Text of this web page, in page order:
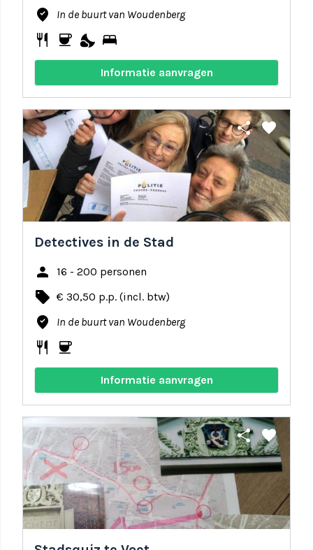
where_to_vote In de buurt van Woudenberg
restaurant coffee nights_stay bed
Informatie aanvragen
share favorite
Detectives in de Stad
person 16 - 200 personen
local_offer € 30,50 p.p. (incl. btw)
where_to_vote In de buurt van Woudenberg
restaurant coffee
Informatie aanvragen
share favorite